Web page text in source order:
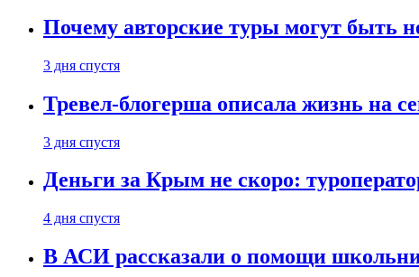
Почему авторские туры могут быть
3 дня спустя
Тревел-блогерша описала жизнь на
3 дня спустя
Деньги за Крым не скоро:
4 дня спустя
В АСИ рассказали о помощи